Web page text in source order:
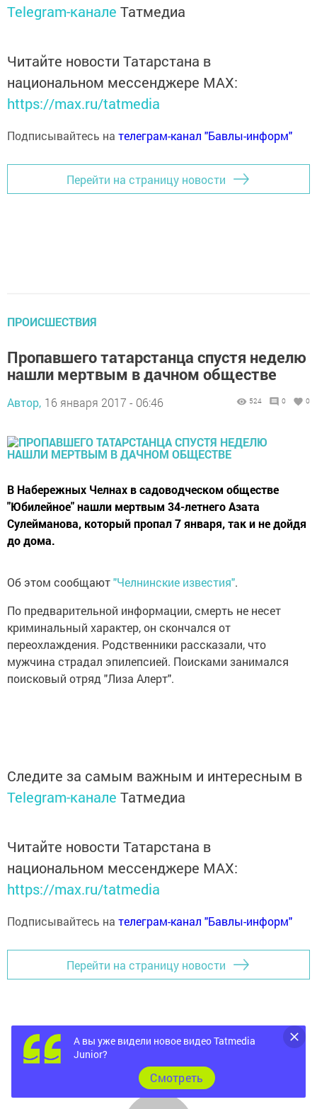
Telegram-канале Татмедиа
Читайте новости Татарстана в
национальном мессенджере MАХ:
https://max.ru/tatmedia
Подписывайтесь на телеграм-канал "Бавлы-информ"
Перейти на страницу новости
ПРОИСШЕСТВИЯ
Пропавшего татарстанца спустя неделю
нашли мертвым в дачном обществе
Автор, 16 января 2017 - 06:46 524 0 0
В Набережных Челнах в садоводческом обществе
"Юбилейное" нашли мертвым 34-летнего Азата
Сулейманова, который пропал 7 января, так и не дойдя
до дома.
Об этом сообщают"Челнинские известия".
По предварительной информации, смерть не несет
криминальный характер, он скончался от
переохлаждения. Родственники рассказали, что
мужчина страдал эпилепсией. Поисками занимался
поисковый отряд "Лиза Алерт".
Следите за самым важным и интересным в
Telegram-канале Татмедиа
Читайте новости Татарстана в
национальном мессенджере MАХ:
https://max.ru/tatmedia
Подписывайтесь на телеграм-канал "Бавлы-информ"
Перейти на страницу новости
А вы уже видели новое видео Tatmedia
Junior?
Cмотреть